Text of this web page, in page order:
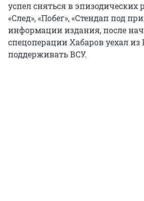
успел сняться в эпизодических
«След», «Побег», «Стендап под
информации издания, после
спецоперации Хабаров уехал из
поддерживать ВСУ.